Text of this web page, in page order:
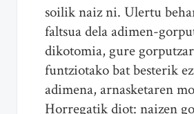
soilik naiz ni. Ulertu
faltsua dela adimen-
dikotomia, gure
funtziotako bat besterik
adimena, arnasketaren
Horregatik diot: naizen